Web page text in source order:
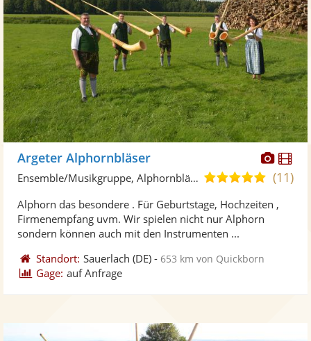
Fotos
Argeter Alphornbläser
5,0
5
(11)
Ensemble/Musikgruppe, Alphornbläser
Alphorn das besondere . Für Geburtstage, Hochzeiten ,
Firmenempfang uvm. Wir spielen nicht nur Alphorn
sondern können auch mit den Instrumenten ...
Standort: Sauerlach (DE) -653 km von Quickborn
Gage: auf Anfrage